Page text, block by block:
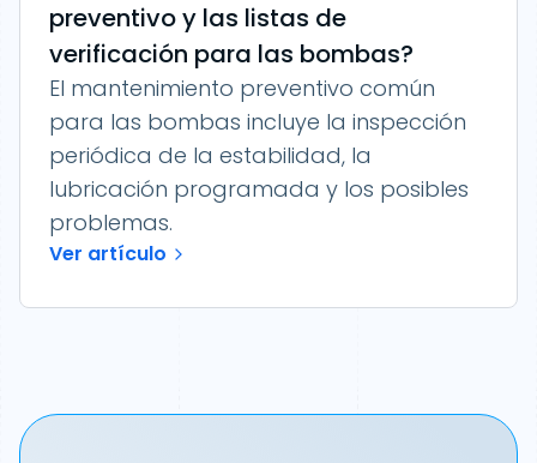
preventivo y las listas de
verificación para las bombas?
El mantenimiento preventivo común
para las bombas incluye la inspección
periódica de la estabilidad, la
lubricación programada y los posibles
problemas.
Ver artículo